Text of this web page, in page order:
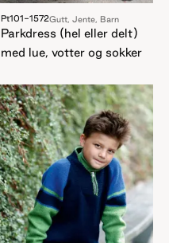
Pt101-1572Gutt, Jente, Barn
Parkdress (hel eller delt)
med lue, votter og sokker